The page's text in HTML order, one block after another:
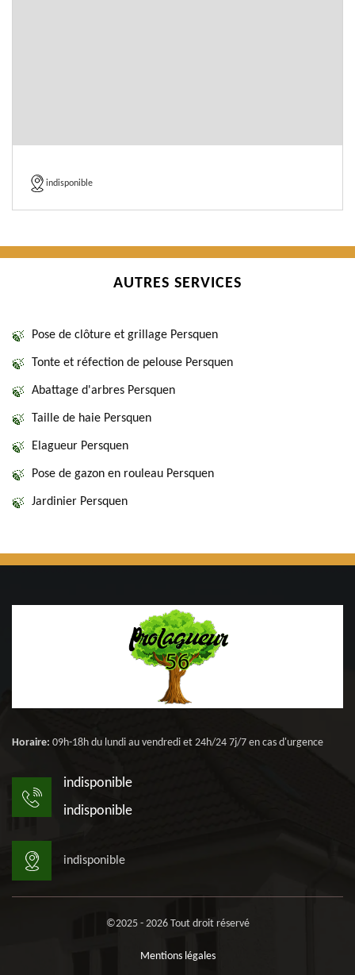
indisponible
AUTRES SERVICES
Pose de clôture et grillage Persquen
Tonte et réfection de pelouse Persquen
Abattage d'arbres Persquen
Taille de haie Persquen
Elagueur Persquen
Pose de gazon en rouleau Persquen
Jardinier Persquen
Horaire: 09h-18h du lundi au vendredi et 24h/24 7j/7 en cas d'urgence
indisponible
indisponible
indisponible
©2025 - 2026 Tout droit réservé
Mentions légales